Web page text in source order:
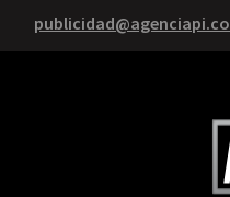
publicidad@agenciapi.co